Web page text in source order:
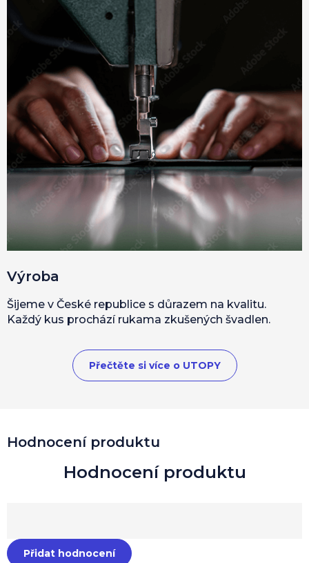
Hodnocení produktu
Přidat hodnocení
Výroba
Šijeme v České republice s důrazem na kvalitu.
Každý kus prochází rukama zkušených švadlen.
Přečtěte si více o UTOPY